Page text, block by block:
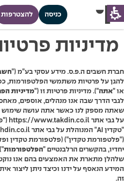
כניסה להצטרפות
מדיניות
חברת חשבים ה.פ.ס. מידע עסקי בע"מ ("
להגן על פרטיות משתמשי הפלטפורמות,
או "אתה"). מדיניות פרטיות זו ("מדיניות
לגבי הדרך שבה אנו מנהלים, אוספים,
שאתה מספק לנו כאשר אתה עושה שימוש
על גבי אתר https://www.takdin.co.il
"טקדין AI" המנוהלת על גבי אתר
("פלטפורמת טקדין") (פלטפורמת טקדין
יחדיו, בהקשרים הרלבנטיים "הפלטפורמות
שלהלן מתארת את האמצעים בהם אנו
המידע הנאסף על ידנו וכיצד ניתן ליצור
זה.